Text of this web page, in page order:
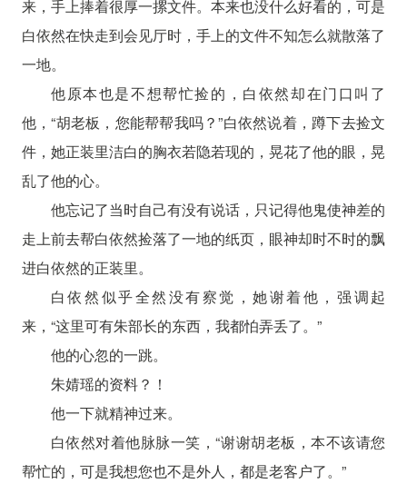
来，手上捧着很厚一摞文件。本来也没什么好看的，可是
白依然在快走到会见厅时，手上的文件不知怎么就散落了
一地。
他原本也是不想帮忙捡的，白依然却在门口叫了
他，“胡老板，您能帮帮我吗？”白依然说着，蹲下去捡文
件，她正装里洁白的胸衣若隐若现的，晃花了他的眼，晃
乱了他的心。
他忘记了当时自己有没有说话，只记得他鬼使神差的
走上前去帮白依然捡落了一地的纸页，眼神却时不时的飘
进白依然的正装里。
白依然似乎全然没有察觉，她谢着他，强调起
来，“这里可有朱部长的东西，我都怕弄丢了。”
他的心忽的一跳。
朱婧瑶的资料？！
他一下就精神过来。
白依然对着他脉脉一笑，“谢谢胡老板，本不该请您
帮忙的，可是我想您也不是外人，都是老客户了。”